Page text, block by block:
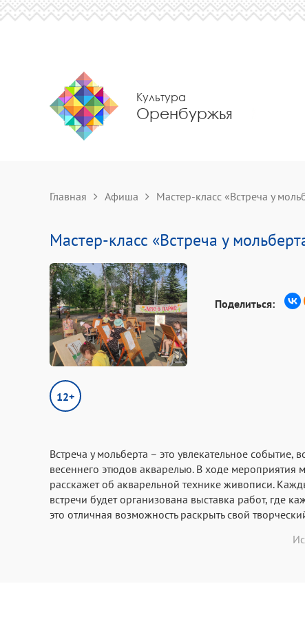
Культура
Оренбуржья
Главная Афиша Мастер-класс «Встреча у
Мастер-класс «Встреча у
12+
Поделиться:
Встреча у мольберта – это увлекательное
весеннего этюдов акварелью. В ходе мероприятия
расскажет об акварельной технике живописи.
встречи будет организована выставка работ, где
это отличная возможность раскрыть свой